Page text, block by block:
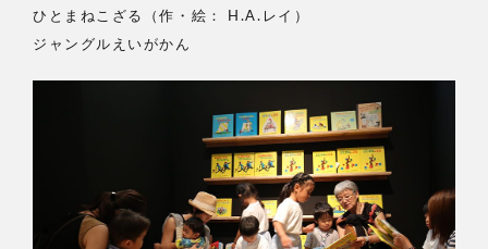
ひとまねこざる（作・絵： H.A.レイ）
ジャングルえいがかん